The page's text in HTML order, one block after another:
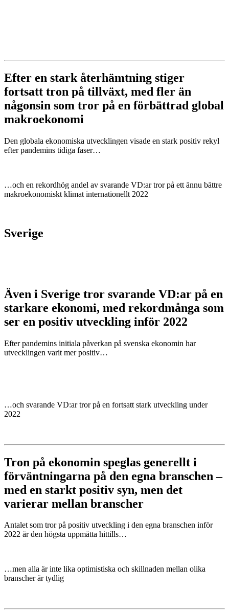
Efter en stark återhämtning stiger
fortsatt tron på tillväxt, med fler än
någonsin som tror på en förbättrad global
makroekonomi
Den globala ekonomiska utvecklingen visade en stark positiv rekyl
efter pandemins tidiga faser…
…och en rekordhög andel av svarande VD:ar tror på ett ännu bättre
makroekonomiskt klimat internationellt 2022
Sverige
Även i Sverige tror svarande VD:ar på en
starkare ekonomi, med rekordmånga som
ser en positiv utveckling inför 2022
Efter pandemins initiala påverkan på svenska ekonomin har
utvecklingen varit mer positiv…
…och svarande VD:ar tror på en fortsatt stark utveckling under
2022
Tron på ekonomin speglas generellt i
förväntningarna på den egna branschen –
med en starkt positiv syn, men det
varierar mellan branscher
Antalet som tror på positiv utveckling i den egna branschen inför
2022 är den högsta uppmätta hittills…
…men alla är inte lika optimistiska och skillnaden mellan olika
branscher är tydlig